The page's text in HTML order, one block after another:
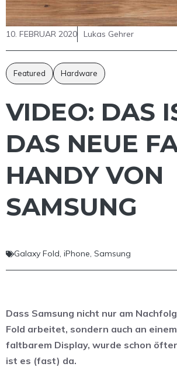
10. FEBRUAR 2020 Lukas Gehrer
Featured Hardware
VIDEO: DAS
DAS NEUE
HANDY VON
SAMSUNG
Galaxy Fold, iPhone, Samsung
Dass Samsung nicht nur am
Fold arbeitet, sondern auch an
faltbarem Display, wurde schon
ist es (fast) da.